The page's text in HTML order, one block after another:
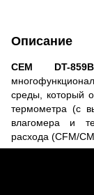
Описание
CEM DT-859B
среды, который
термометра (с
влагомера и
расхода (CFM/